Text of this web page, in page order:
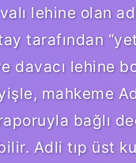
lehine olan
tarafından
davacı lehine
mahkeme
bağlı
Adli tıp üst